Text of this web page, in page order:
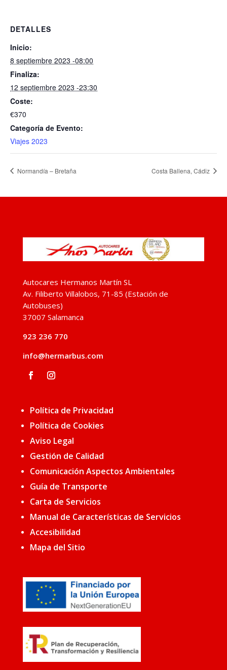
DETALLES
Inicio:
8 septiembre 2023 -08:00
Finaliza:
12 septiembre 2023 -23:30
Coste:
€370
Categoría de Evento:
Viajes 2023
Normandía – Bretaña Costa Ballena, Cádiz
Autocares Hermanos Martín SL
Av. Filiberto Villalobos, 71-85 (Estación de
Autobuses)
37007 Salamanca
923 236 770
info@hermarbus.com
Política de Privacidad
Política de Cookies
Aviso Legal
Gestión de Calidad
Comunicación Aspectos Ambientales
Guía de Transporte
Carta de Servicios
Manual de Características de Servicios
Accesibilidad
Mapa del Sitio